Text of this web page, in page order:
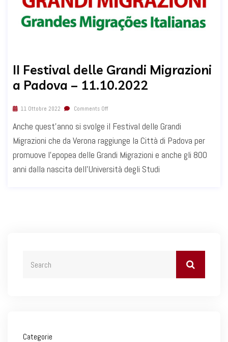
II Festival delle Grandi Migrazioni
a Padova – 11.10.2022
11 Ottobre 2022 Comments Off
Anche quest'anno si svolge il Festival delle Grandi
Migrazioni che da Verona raggiunge la Città di Padova per
promuove l'epopea delle Grandi Migrazioni e anche gli 800
anni dalla nascita dell'Università degli Studi
Categorie